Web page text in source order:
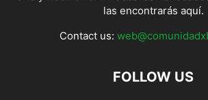
las encontrarás aquí.
Contact us:
FOLLOW US